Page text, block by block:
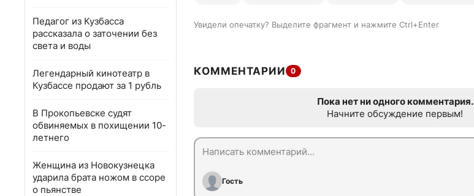
Педагог из Кузбасса
рассказала о заточении без
света и воды
Легендарный кинотеатр в
Кузбассе продают за 1 рубль
В Прокопьевске судят
обвиняемых в похищении 10-
летнего
Женщина из Новокузнецка
ударила брата ножом в ссоре
о пьянстве
Увидели опечатку? Выделите фрагмент и нажмите Ctrl+Enter
КОММЕНТАРИИ 0
Пока нет ни одного комментария.
Начните обсуждение первым!
Гость